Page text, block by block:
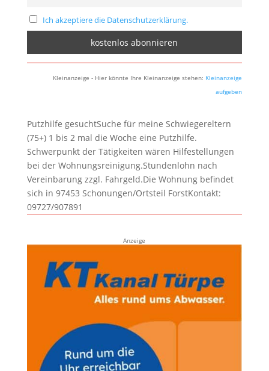
Ich akzeptiere die Datenschutzerklärung.
Kleinanzeige - Hier könnte Ihre Kleinanzeige stehen: Kleinanzeige
aufgeben
Putzhilfe gesuchtSuche für meine Schwiegereltern
(75+) 1 bis 2 mal die Woche eine Putzhilfe.
Schwerpunkt der Tätigkeiten wären Hilfestellungen
bei der Wohnungsreinigung.Stundenlohn nach
Vereinbarung zzgl. Fahrgeld.Die Wohnung befindet
sich in 97453 Schonungen/Ortsteil ForstKontakt:
09727/907891
Anzeige